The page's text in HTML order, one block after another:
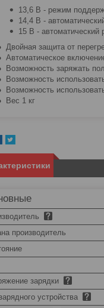
13,6 В - режим
14,4 В -
15 В -
Двойная защита от
Автоматическое
Возможность заряжать
Возможность
Возможность
Вес 1 кг
производитель
зарядки
устройства